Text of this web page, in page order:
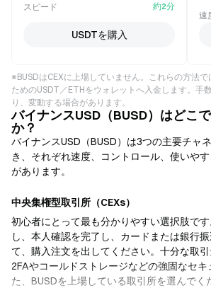
スピード
約2分
USDTを購入
速
※BUSDはCEXに上場していません。これらの方法
ためのUSDT／ETHをウォレットへ入金します。手
り、変動する場合があります。
バイナンスUSD（BUSD）はどこ
か？
バイナンスUSD（BUSD）は3つの主要チャ
き、それぞれ速度、コントロール、使いや
があります。
中央集権型取引所（CEXs）
初心者にとって最も分かりやすい選択肢で
し、本人確認を完了し、カードまたは銀行
て、購入注文を出してください。十分な取引
2FAやコールドストレージなどの強固なセキ
た、BUSDを上場している取引所を選んでく